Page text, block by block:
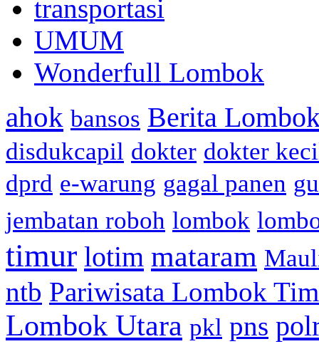
transportasi
UMUM
Wonderfull Lombok
ahok bansos Berita
disdukcapil dokter dokter
dprd e-warung gagal panen
jembatan roboh lombok
timur lotim mataram
ntb Pariwisata Lombok
Lombok Utara pkl pns